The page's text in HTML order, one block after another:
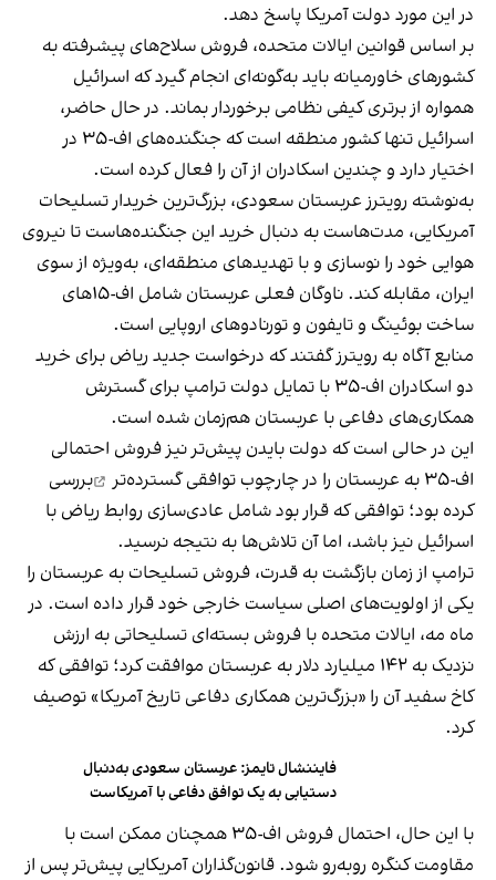
در این مورد دولت آمریکا پاسخ دهد.
بر اساس قوانین ایالات متحده، فروش سلاح‌های پیشرفته به
کشورهای خاورمیانه باید به‌گونه‌ای انجام گیرد که اسرائیل
همواره از برتری کیفی نظامی برخوردار بماند. در حال حاضر،
اسرائیل تنها کشور منطقه است که جنگنده‌های اف-۳۵ در
اختیار دارد و چندین اسکادران از آن را فعال کرده است.
به‌نوشته رویترز عربستان سعودی، بزرگ‌ترین خریدار تسلیحات
آمریکایی، مدت‌هاست به دنبال خرید این جنگنده‌هاست تا نیروی
هوایی خود را نوسازی و با تهدیدهای منطقه‌ای، به‌ویژه از سوی
ایران، مقابله کند. ناوگان فعلی عربستان شامل اف-۱۵های
ساخت بوئینگ و تایفون و تورنادوهای اروپایی است.
منابع آگاه به رویترز گفتند که درخواست جدید ریاض برای خرید
دو اسکادران اف-۳۵ با تمایل دولت ترامپ برای گسترش
همکاری‌های دفاعی با عربستان هم‌زمان شده است.
این در حالی است که دولت بایدن پیش‌تر نیز فروش احتمالی
اف-۳۵ به عربستان را در چارچوب
توافقی گسترده‌تر
بررسی
کرده بود؛ توافقی که قرار بود شامل عادی‌سازی روابط ریاض با
اسرائیل نیز باشد، اما آن تلاش‌ها به نتیجه نرسید.
ترامپ از زمان بازگشت به قدرت، فروش تسلیحات به عربستان را
یکی از اولویت‌های اصلی سیاست خارجی خود قرار داده است. در
ماه مه، ایالات متحده با فروش بسته‌ای تسلیحاتی به ارزش
نزدیک به ۱۴۲ میلیارد دلار به عربستان
موافقت کرد؛ توافقی که
کاخ سفید آن را «بزرگ‌ترین همکاری دفاعی تاریخ آمریکا» توصیف
کرد.
فایننشال تایمز: عربستان سعودی به‌دنبال
دستیابی به یک توافق دفاعی با آمریکاست
با این حال، احتمال فروش اف-۳۵ همچنان ممکن است با
مقاومت کنگره روبه‌رو شود. قانون‌گذاران آمریکایی پیش‌تر پس از